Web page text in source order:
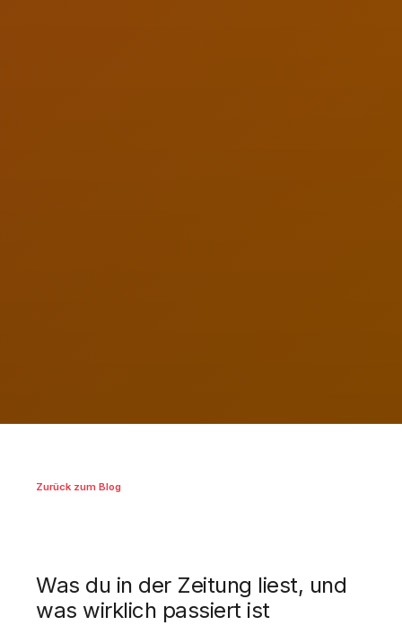
Zurück zum Blog
Was du in der Zeitung liest, und
was wirklich passiert ist